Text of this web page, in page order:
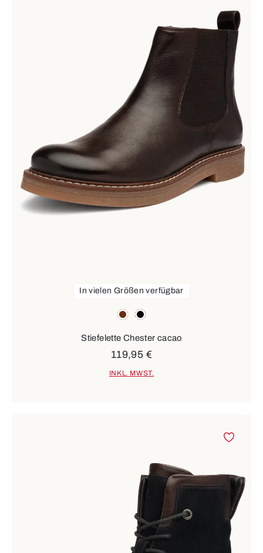
braunschwarz
In vielen Größen verfügbar
Stiefelette Chester cacao
119,95 €
INKL. MWST.